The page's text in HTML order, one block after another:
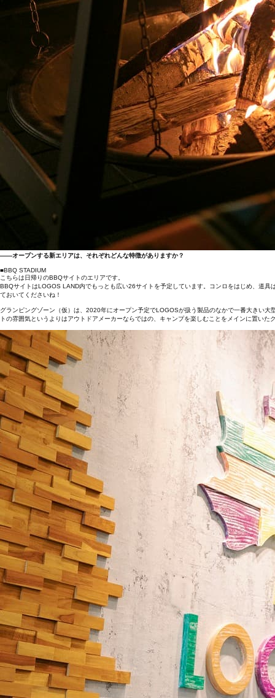
――オープンする新エリアは、それぞれどんな特徴がありますか？
■BBQ STADIUM
こちらは日帰りのBBQサイトのエリアです。
BBQサイトはLOGOS LAND内でもっとも広い26サイトを予定しています。コンロをはじめ、道
ておいてくださいね！
グランピングゾーン（仮）は、2020年にオープン予定でLOGOSが扱う製品のなかで一番大きい
トの雰囲気というよりはアウトドアメーカーならではの、キャンプを楽しむことをメインに置いた